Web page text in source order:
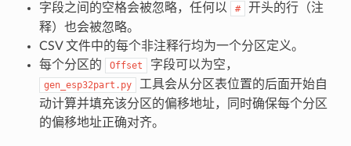
字段之间的空格会被忽略，任何以 #
开头的行（注
释）也会被忽略。
CSV 文件中的每个非注释行均为一个分区定义。
每个分区的
Offset 字段可以为空，
gen_esp32part.py
工具会从分区表位置的后面开始自
动计算并填充该分区的偏移地址，同时确保每个分区
的偏移地址正确对齐。